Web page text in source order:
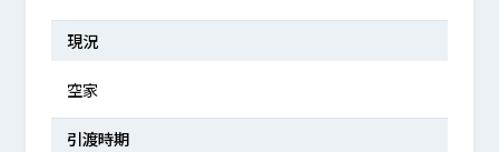
現況
空家
引渡時期